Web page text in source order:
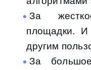
За
площадки. И
другим
За